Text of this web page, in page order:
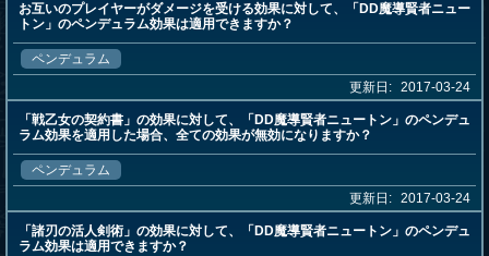
お互いのプレイヤーがダメージを受ける効果に対して、「DD魔導賢者ニュー
トン」のペンデュラム効果は適用できますか？
ペンデュラム
更新日: 2017-03-24
「戦乙女の契約書」の効果に対して、「DD魔導賢者ニュートン」のペンデュ
ラム効果を適用した場合、全ての効果が無効になりますか？
ペンデュラム
更新日: 2017-03-24
「諸刃の活人剣術」の効果に対して、「DD魔導賢者ニュートン」のペンデュ
ラム効果は適用できますか？